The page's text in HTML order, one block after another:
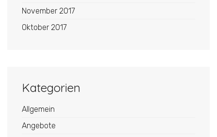
November 2017
Oktober 2017
Kategorien
Allgemein
Angebote